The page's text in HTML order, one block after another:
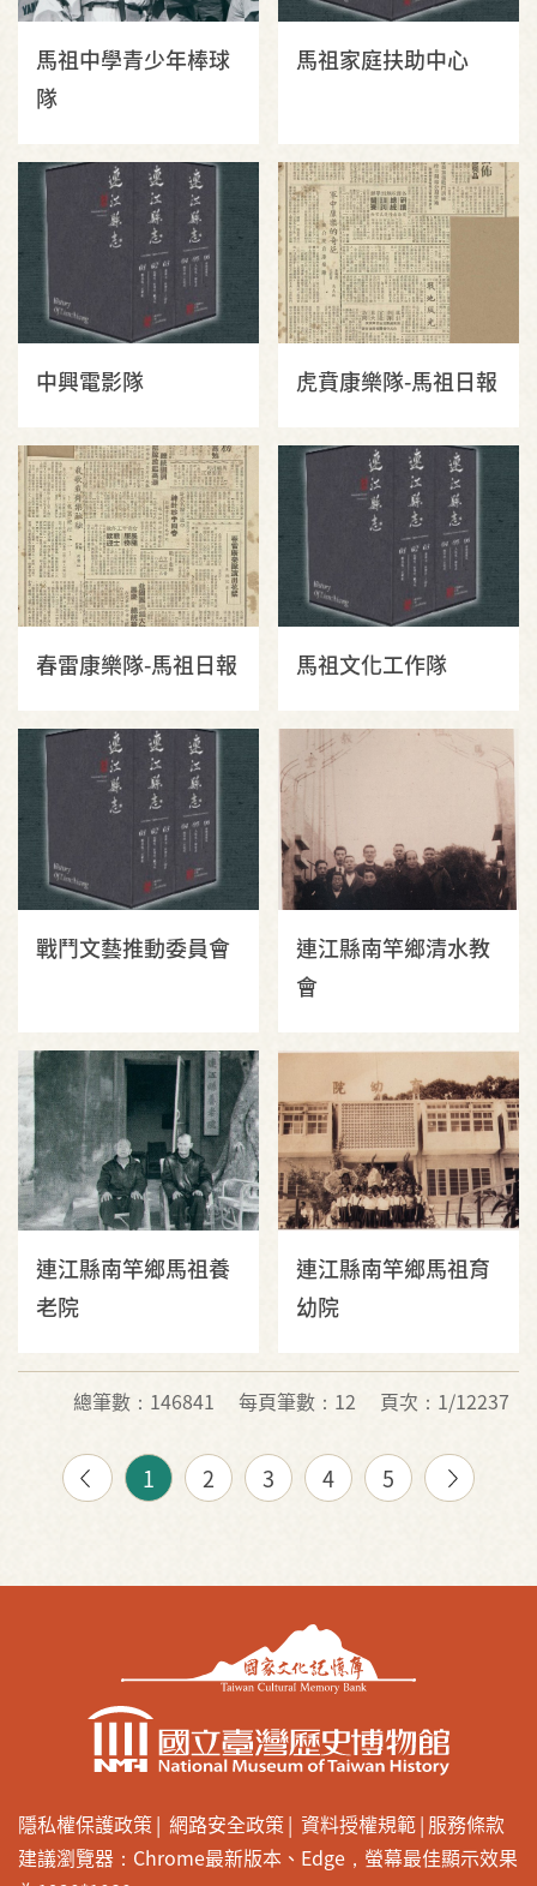
馬祖中學青少年棒球
隊
馬祖家庭扶助中心
中興電影隊 虎賁康樂隊-馬祖日報
春雷康樂隊-馬祖日報 馬祖文化工作隊
戰鬥文藝推動委員會
連江縣南竿鄉清水教
會
連江縣南竿鄉馬祖養
老院
連江縣南竿鄉馬祖育
幼院
總筆數：146841 每頁筆數：12 頁次：1/12237
1 2 3 4 5
隱私權保護政策 網路安全政策 資料授權規範 服務條款
建議瀏覽器：Chrome最新版本、Edge，螢幕最佳顯示效果